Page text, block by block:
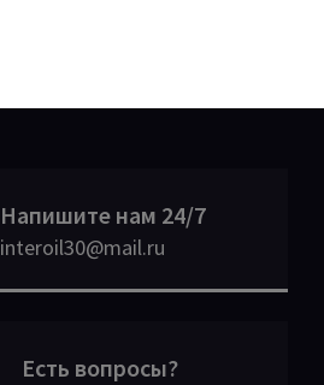
Напишите нам 24/7
interoil30@mail.ru
Есть вопросы?